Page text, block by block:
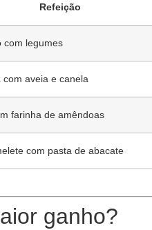
Refeição
com legumes
aveia e canela
farinha de amêndoas
com pasta de abacate
ganho?